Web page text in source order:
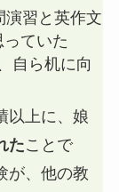
演習と英作文
ていた
自ら机に向
以上に、娘
たことで
が、他の教